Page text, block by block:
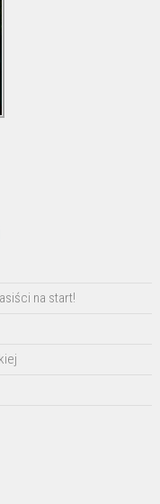
na start!